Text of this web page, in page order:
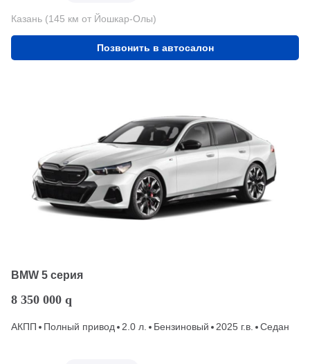
Казань (145 км от Йошкар-Олы)
Позвонить в автосалон
BMW 5 серия
8 350 000 q
АКПП Полный привод 2.0 л. Бензиновый 2025 г.в. Седан